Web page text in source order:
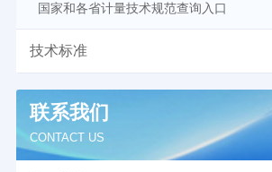
国家和各省计量技术规范查询入口
技术标准
联系我们
CONTACT US